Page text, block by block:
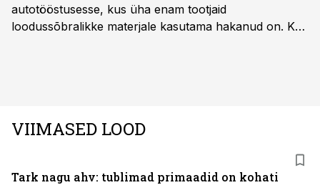
autotööstusesse, kus üha enam tootjaid
loodussõbralikke materjale kasutama hakanud on. Kui
VIIMASED LOOD
Tark nagu ahv: tublimad primaadid on kohati